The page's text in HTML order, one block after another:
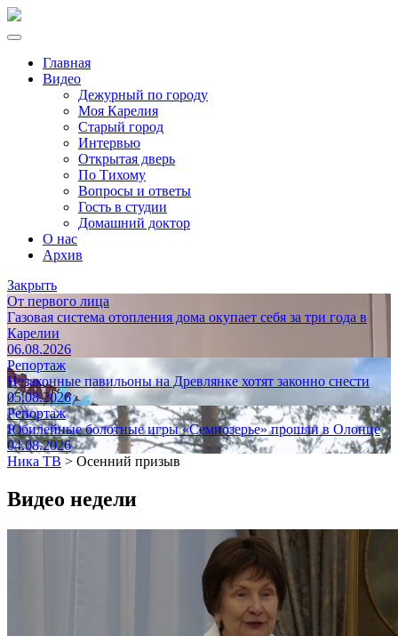
Главная
Видео
Дежурный по городу
Моя Карелия
Старый город
Интервью
Открытая дверь
По Тихому
Вопросы и ответы
Гость в студии
Домашний доктор
О нас
Архив
Закрыть
От первого лица
Газовая система отопления дома окупает себя за три года в
Карелии
06.08.2026
Репортаж
Незаконные павильоны на Древлянке хотят законно снести
05.08.2026
Репортаж
Юбилейные болотные игры «Семиозерье» прошли в Олонце
04.08.2026
Ника ТВ > Осенний призыв
Видео недели